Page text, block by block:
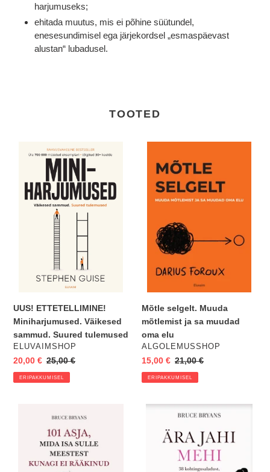
harjumuseks;
ehitada muutus, mis ei põhine süütundel,
enesesundimisel ega järjekordsel „esmaspäevast
alustan“ lubadusel.
TOOTED
ETTETELLIMINE!
Miniharjumused.
Väikesed
sammud.
UUS! ETTETELLIMINE!
Miniharjumused. Väikesed
sammud. Suured tulemused
VENDOR
ELUVAIMSHOP
Eripakkumine
20,00 € Regular
price
25,00 €
ERIPAKKUMISEL
selgelt.
Muuda
mõtlemist
muudad
oma
Mõtle selgelt. Muuda
mõtlemist ja sa muudad
oma elu
VENDOR
ALGOLEMUSSHOP
Eripakkumine
15,00 € Regular
price
21,00 €
ERIPAKKUMISEL
meestest
kohtingusaladust...